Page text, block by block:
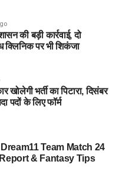
की बड़ी कार्रवाई, दो
पर भी शिकंजा
खोलेगी भर्ती का पिटारा, दिसंबर
पदों के लिए फॉर्म
Team Match 24
Report & Fantasy Tips